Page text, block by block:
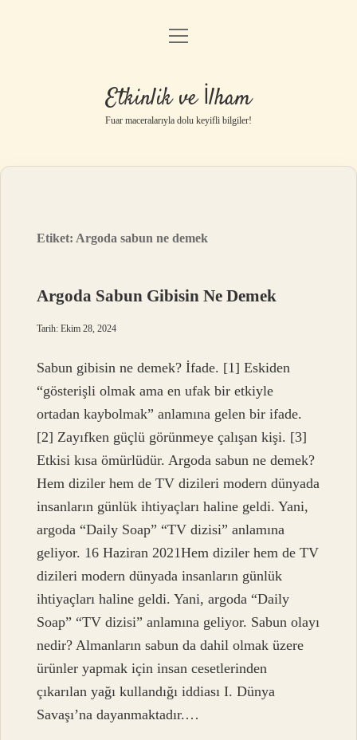
Anasayfa
Gizlilik Politikası
Yasal Uyarı
menüyü
Etkinlik ve İlham
Fuar maceralarıyla dolu keyifli bilgiler!
Etiket: Argoda sabun ne demek
Argoda Sabun Gibisin Ne Demek
Tarih: Ekim 28, 2024
Sabun gibisin ne demek? İfade. [1] Eskiden
“gösterişli olmak ama en ufak bir etkiyle
ortadan kaybolmak” anlamına gelen bir ifade.
[2] Zayıfken güçlü görünmeye çalışan kişi. [3]
Etkisi kısa ömürlüdür. Argoda sabun ne demek?
Hem diziler hem de TV dizileri modern dünyada
insanların günlük ihtiyaçları haline geldi. Yani,
argoda “Daily Soap” “TV dizisi” anlamına
geliyor. 16 Haziran 2021Hem diziler hem de TV
dizileri modern dünyada insanların günlük
ihtiyaçları haline geldi. Yani, argoda “Daily
Soap” “TV dizisi” anlamına geliyor. Sabun olayı
nedir? Almanların sabun da dahil olmak üzere
ürünler yapmak için insan cesetlerinden
çıkarılan yağı kullandığı iddiası I. Dünya
Savaşı’na dayanmaktadır.…